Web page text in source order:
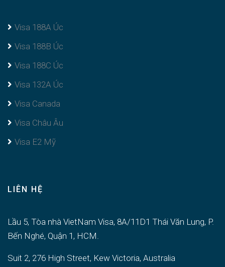
Visa 188A Úc
Visa 188B Úc
Visa 188C Úc
Visa 132A Úc
Visa Canada
Visa Châu Âu
Visa E2 Mỹ
LIÊN HỆ
Lầu 5, Tòa nhà VietNam Visa, 8A/11D1 Thái Văn Lung, P.
Bến Nghé, Quận 1, HCM.
Suit 2, 276 High Street, Kew Victoria, Australia